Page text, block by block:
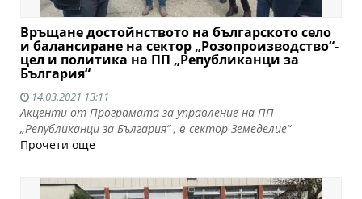
Връщане достойнството на българското село
и балансиране на сектор „Розопроизводство“-
цел и политика на ПП „Републиканци за
България“
14.03.2021 13:11
Акценти от Програмата за управление на ПП
„Републиканци за България“ , в сектор Земеделие“
Прочети още